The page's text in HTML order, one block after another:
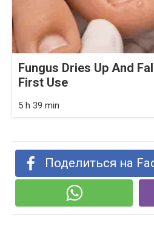
Fungus Dries Up And
First Use
5 h 39 min
Поделиться на